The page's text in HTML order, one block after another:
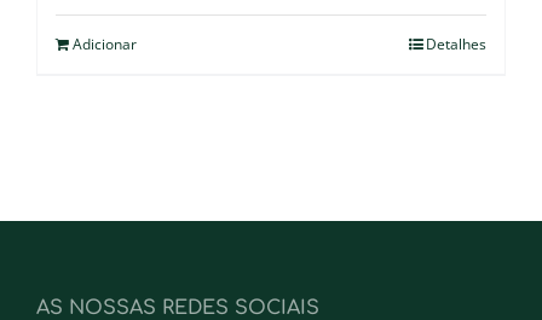
Adicionar Detalhes
AS NOSSAS REDES SOCIAIS